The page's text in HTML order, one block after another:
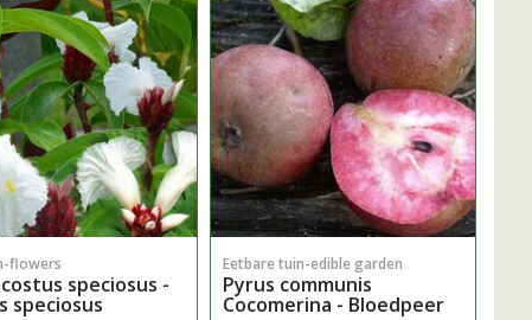
flowers
speciosus -
speciosus
Eetbare tuin-edible garden
Pyrus communis
Cocomerina - Bloedpeer